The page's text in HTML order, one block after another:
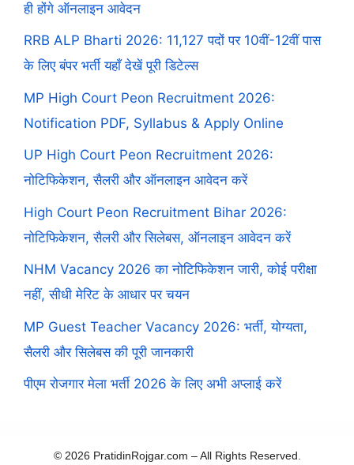
ही होंगे ऑनलाइन आवेदन
RRB ALP Bharti 2026: 11,127 पदों पर 10वीं-12वीं पास
के लिए बंपर भर्ती यहाँ देखें पूरी डिटेल्स
MP High Court Peon Recruitment 2026:
Notification PDF, Syllabus & Apply Online
UP High Court Peon Recruitment 2026:
नोटिफिकेशन, सैलरी और ऑनलाइन आवेदन करें
High Court Peon Recruitment Bihar 2026:
नोटिफिकेशन, सैलरी और सिलेबस, ऑनलाइन आवेदन करें
NHM Vacancy 2026 का नोटिफिकेशन जारी, कोई परीक्षा
नहीं, सीधी मेरिट के आधार पर चयन
MP Guest Teacher Vacancy 2026: भर्ती, योग्यता,
सैलरी और सिलेबस की पूरी जानकारी
पीएम रोजगार मेला भर्ती 2026 के लिए अभी अप्लाई करें
© 2026 PratidinRojgar.com – All Rights Reserved.